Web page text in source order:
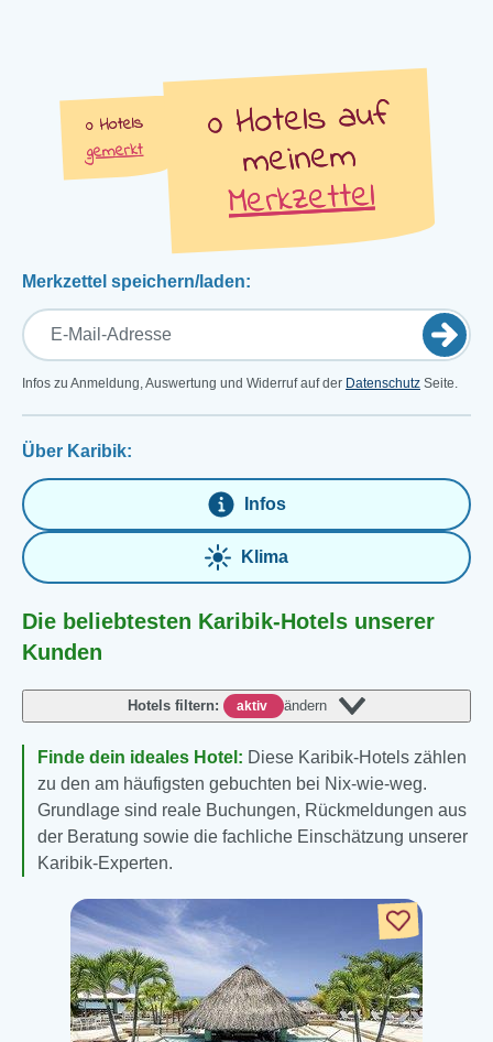
Hotels
gemerkt
Hotels auf
meinem
Merkzettel
Merkzettel speichern/laden:
Infos zu Anmeldung, Auswertung und Widerruf auf der Datenschutz Seite.
Über Karibik:
Infos
Klima
Die beliebtesten Karibik-Hotels unserer
Kunden
Hotels filtern: aktiv ändern
Finde dein ideales Hotel: Diese Karibik-Hotels zählen
zu den am häufigsten gebuchten bei Nix-wie-weg.
Grundlage sind reale Buchungen, Rückmeldungen aus
der Beratung sowie die fachliche Einschätzung unserer
Karibik-Experten.